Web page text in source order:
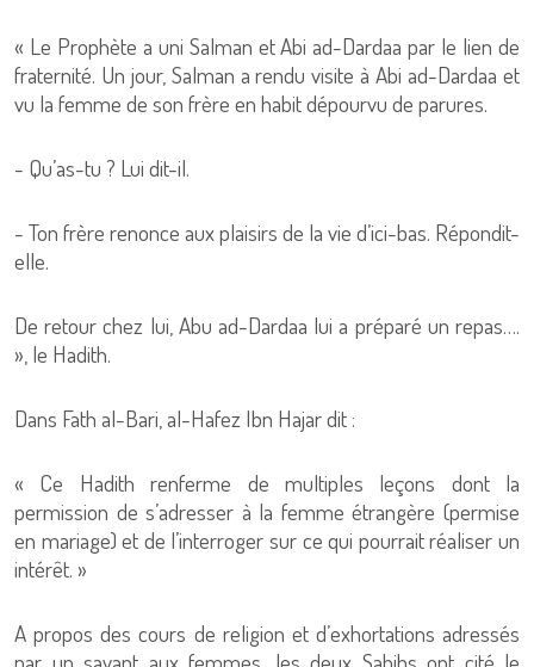
« Le Prophète a uni Salman et Abi ad-Dardaa par le lien de
fraternité. Un jour, Salman a rendu visite à Abi ad-Dardaa et
vu la femme de son frère en habit dépourvu de parures.
- Qu’as-tu ? Lui dit-il.
- Ton frère renonce aux plaisirs de la vie d’ici-bas. Répondit-
elle.
De retour chez lui, Abu ad-Dardaa lui a préparé un repas….
», le Hadith.
Dans Fath al-Bari, al-Hafez Ibn Hajar dit :
« Ce Hadith renferme de multiples leçons dont la
permission de s’adresser à la femme étrangère (permise
en mariage) et de l’interroger sur ce qui pourrait réaliser un
intérêt. »
A propos des cours de religion et d’exhortations adressés